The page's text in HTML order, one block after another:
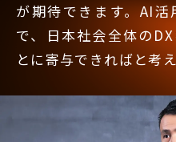
が期待できます。AI
で、日本社会全体の
とに寄与できればと考え